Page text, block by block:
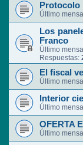
Protocolo
Último
Los
Franco
Último
Respuestas:
El fiscal
Último
Interior
Último
OFERTA
Último